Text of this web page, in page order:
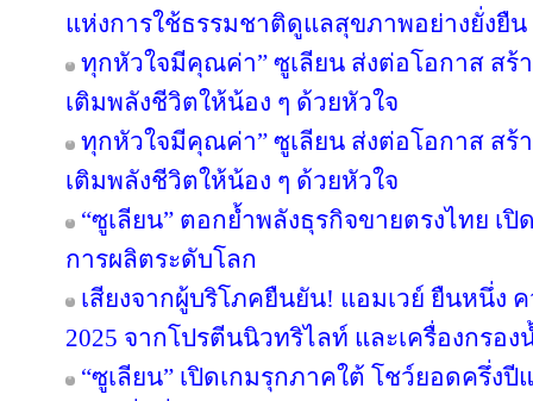
แห่งการใช้ธรรมชาติดูแลสุขภาพอย่างยั่งยืน
ทุกหัวใจมีคุณค่า” ซูเลียน ส่งต่อโอกาส สร้
เติมพลังชีวิตให้น้อง ๆ ด้วยหัวใจ
ทุกหัวใจมีคุณค่า” ซูเลียน ส่งต่อโอกาส สร้
เติมพลังชีวิตให้น้อง ๆ ด้วยหัวใจ
“ซูเลียน” ตอกย้ำพลังธุรกิจขายตรงไทย เ
การผลิตระดับโลก
เสียงจากผู้บริโภคยืนยัน! แอมเวย์ ยืนหนึ่ง ค
2025 จากโปรตีนนิวทริไลท์ และเครื่องกรอง
“ซูเลียน” เปิดเกมรุกภาคใต้ โชว์ยอดครึ่ง